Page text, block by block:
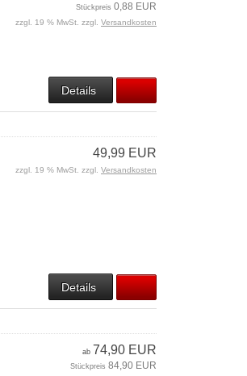
Stückpreis 0,88 EUR
zzgl. 19 % MwSt. zzgl. Versandkosten
Details
49,99 EUR
zzgl. 19 % MwSt. zzgl. Versandkosten
Details
ab 74,90 EUR
Stückpreis 84,90 EUR